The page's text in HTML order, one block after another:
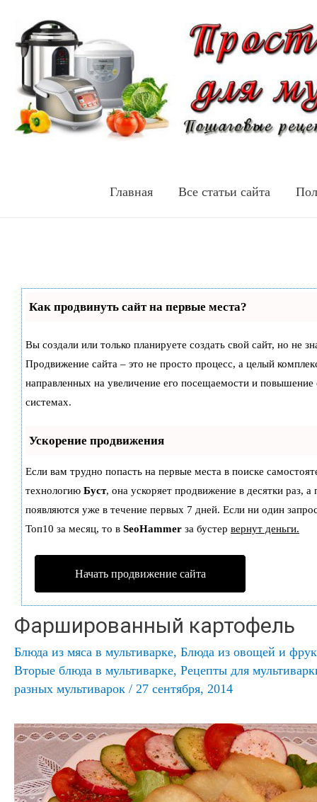
Главная Все статьи сайта
Как продвинуть сайт на первые места?
Вы создали или только планируете создать свой сайт, но не
Продвижение сайта – это не просто процесс, а целый
направленных на увеличение его посещаемости и повышение
системах.
Ускорение продвижения
Если вам трудно попасть на первые места в поиске
технологию Буст, она ускоряет продвижение в десятки раз, а
появляются уже в течение первых 7 дней. Если ни один
Топ10 за месяц, то в SeoHammer за бустер вернут деньги.
Начать продвижение сайта
Фаршированный картофель
Блюда из мяса в мультиварке, Блюда из овощей и
Вторые блюда в мультиварке, Рецепты для
разных мультиварок / 27 сентября, 2014